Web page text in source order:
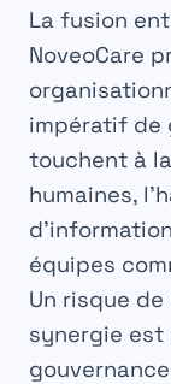
La fusion
NoveoCare
impératif de
touchent à
humaines,
équipes
Un risque
synergie